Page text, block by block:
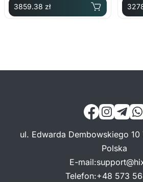
3859.38 zł
ul. Edwarda Dembowskiego
Polska
E-mail:
Telefon:+48 573